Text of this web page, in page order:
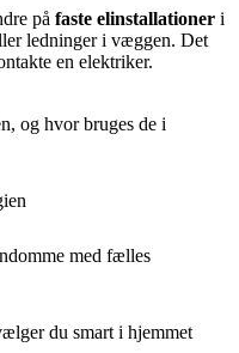
på faste elinstallationer i
ledninger i væggen. Det
en elektriker.
og hvor bruges de i
med fælles
du smart i hjemmet